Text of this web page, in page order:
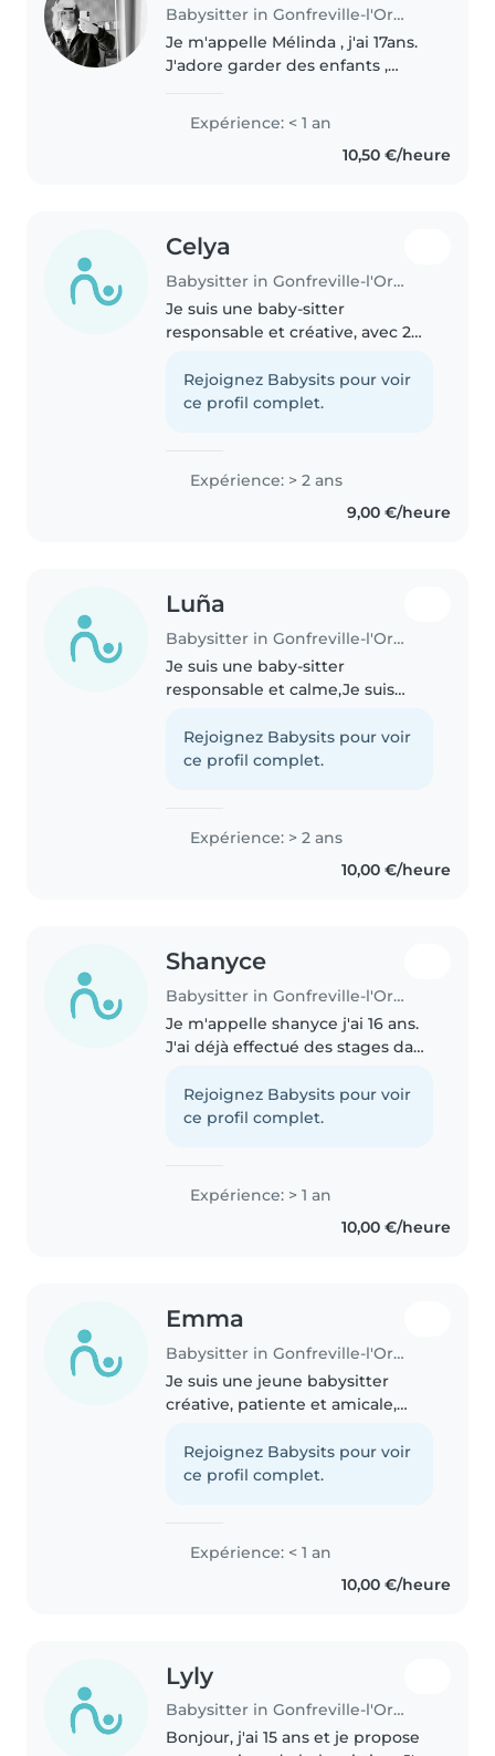
Babysitter in Gonfreville-l'Orcher
Je m'appelle Mélinda , j'ai 17ans.
J'adore garder des enfants ,
beaucoup les animaux.
Expérience: < 1 an
10,50 €/heure
Celya
Babysitter in Gonfreville-l'Orcher
Je suis une baby-sitter
responsable et créative, avec 2
d'enfants. Je suis à l'aise avec les
enfants d'âge préscolaire,
Rejoignez Babysits pour voir
ce profil complet.
Expérience: > 2 ans
9,00 €/heure
Luña
Babysitter in Gonfreville-l'Orcher
Je suis une baby-sitter
responsable et calme,Je suis
professionnel assp
(accompagnement soins et
Rejoignez Babysits pour voir
ce profil complet.
Expérience: > 2 ans
10,00 €/heure
Shanyce
Babysitter in Gonfreville-l'Orcher
Je m'appelle shanyce j'ai 16 ans.
J'ai déjà effectué des stages dans
périscolaire et maternelle). Je
suis patiente à l'écoute et
Rejoignez Babysits pour voir
ce profil complet.
Expérience: > 1 an
10,00 €/heure
Emma
Babysitter in Gonfreville-l'Orcher
Je suis une jeune babysitter
créative, patiente et amicale,
avec enthousiasme ! Bien que
nouvelle dans le domaine,
Rejoignez Babysits pour voir
ce profil complet.
Expérience: < 1 an
10,00 €/heure
Lyly
Babysitter in Gonfreville-l'Orcher
Bonjour, j'ai 15 ans et je propose